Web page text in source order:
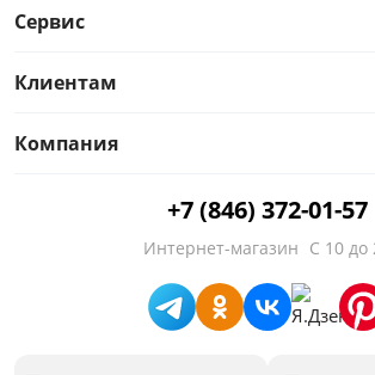
Размер
Ширина, см
до
Сервис
Клиентам
Компания
+7 (846) 372-01-57
Интернет-магазин С 10 до